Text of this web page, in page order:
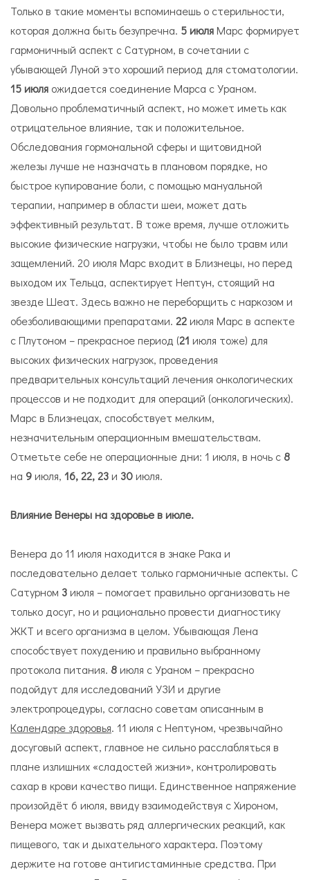
Только в такие моменты вспоминаешь о стерильности,
которая должна быть безупречна. 5 июляМарс формирует
гармоничный аспект с Сатурном, в сочетании с
убывающей Луной это хороший период для стоматологии.
15 июля ожидается соединение Марса с Ураном.
Довольно проблематичный аспект, но может иметь как
отрицательное влияние, так и положительное.
Обследования гормональной сферы и щитовидной
железы лучше не назначать в плановом порядке, но
быстрое купирование боли, с помощью мануальной
терапии, например в области шеи, может дать
эффективный результат. В тоже время, лучше отложить
высокие физические нагрузки, чтобы не было травм или
защемлений. 20 июля Марс входит в Близнецы, но перед
выходом их Тельца, аспектирует Нептун, стоящий на
звезде Шеат. Здесь важно не переборщить с наркозом и
обезболивающими препаратами. 22июля Марс в аспекте
с Плутоном – прекрасное период (21 июля тоже) для
высоких физических нагрузок, проведения
предварительных консультаций лечения онкологических
процессов и не подходит для операций (онкологических).
Марс в Близнецах, способствует мелким,
незначительным операционным вмешательствам.
Отметьте себе не операционные дни: 1 июля, в ночь с 8
на 9июля, 16, 22, 23и 30июля.
Влияние Венеры на здоровье в июле.
Венера до 11 июля находится в знаке Рака и
последовательно делает только гармоничные аспекты. С
Сатурном 3июля – помогает правильно организовать не
только досуг, но и рационально провести диагностику
ЖКТ и всего организма в целом. Убывающая Лена
способствует похудению и правильно выбранному
протокола питания. 8июля с Ураном – прекрасно
подойдут для исследований УЗИ и другие
электропроцедуры, согласно советам описанным в
Календаре здоровья. 11 июля с Нептуном, чрезвычайно
досуговый аспект, главное не сильно расслабляться в
плане излишних «сладостей жизни», контролировать
сахар в крови качество пищи. Единственное напряжение
произойдёт 6 июля, ввиду взаимодействуя с Хироном,
Венера может вызвать ряд аллергических реакций, как
пищевого, так и дыхательного характера. Поэтому
держите на готове антигистаминные средства. При